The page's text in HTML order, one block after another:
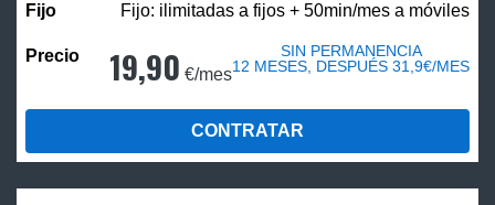
Fijo: ilimitadas a fijos + 50min/mes a móviles
19,90 €/mes
SIN PERMANENCIA
12 MESES, DESPUÉS 31,9€/MES
CONTRATAR